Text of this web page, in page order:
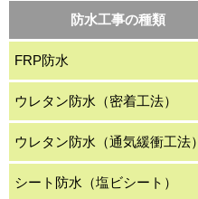
防水工事の種類
FRP防水
ウレタン防水（密着工法）
ウレタン防水（通気緩衝工法）
シート防水（塩ビシート）